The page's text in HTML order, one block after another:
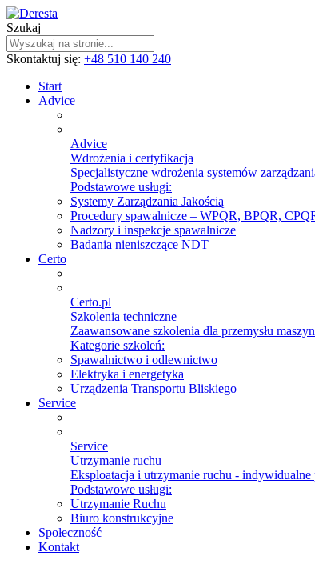
Szukaj
Skontaktuj się: +48 510 140 240
Start
Advice
Advice
Wdrożenia i certyfikacja
Specjalistyczne wdrożenia systemów
Podstawowe usługi:
Systemy Zarządzania Jakością
Procedury spawalnicze – WPQR, BPQR,
Nadzory i inspekcje spawalnicze
Badania nieniszczące NDT
Certo
Certo.pl
Szkolenia techniczne
Zaawansowane szkolenia dla przemysłu
Kategorie szkoleń:
Spawalnictwo i odlewnictwo
Elektryka i energetyka
Urządzenia Transportu Bliskiego
Service
Service
Utrzymanie ruchu
Eksploatacja i utrzymanie ruchu -
Podstawowe usługi:
Utrzymanie Ruchu
Biuro konstrukcyjne
Społeczność
Kontakt